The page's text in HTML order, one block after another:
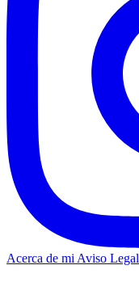
Acerca de mi Aviso Legal